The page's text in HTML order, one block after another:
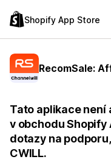
Shopify App Store
RecomSale:
Tato aplikace není
v obchodu Shopify
dotazy na
CWILL.